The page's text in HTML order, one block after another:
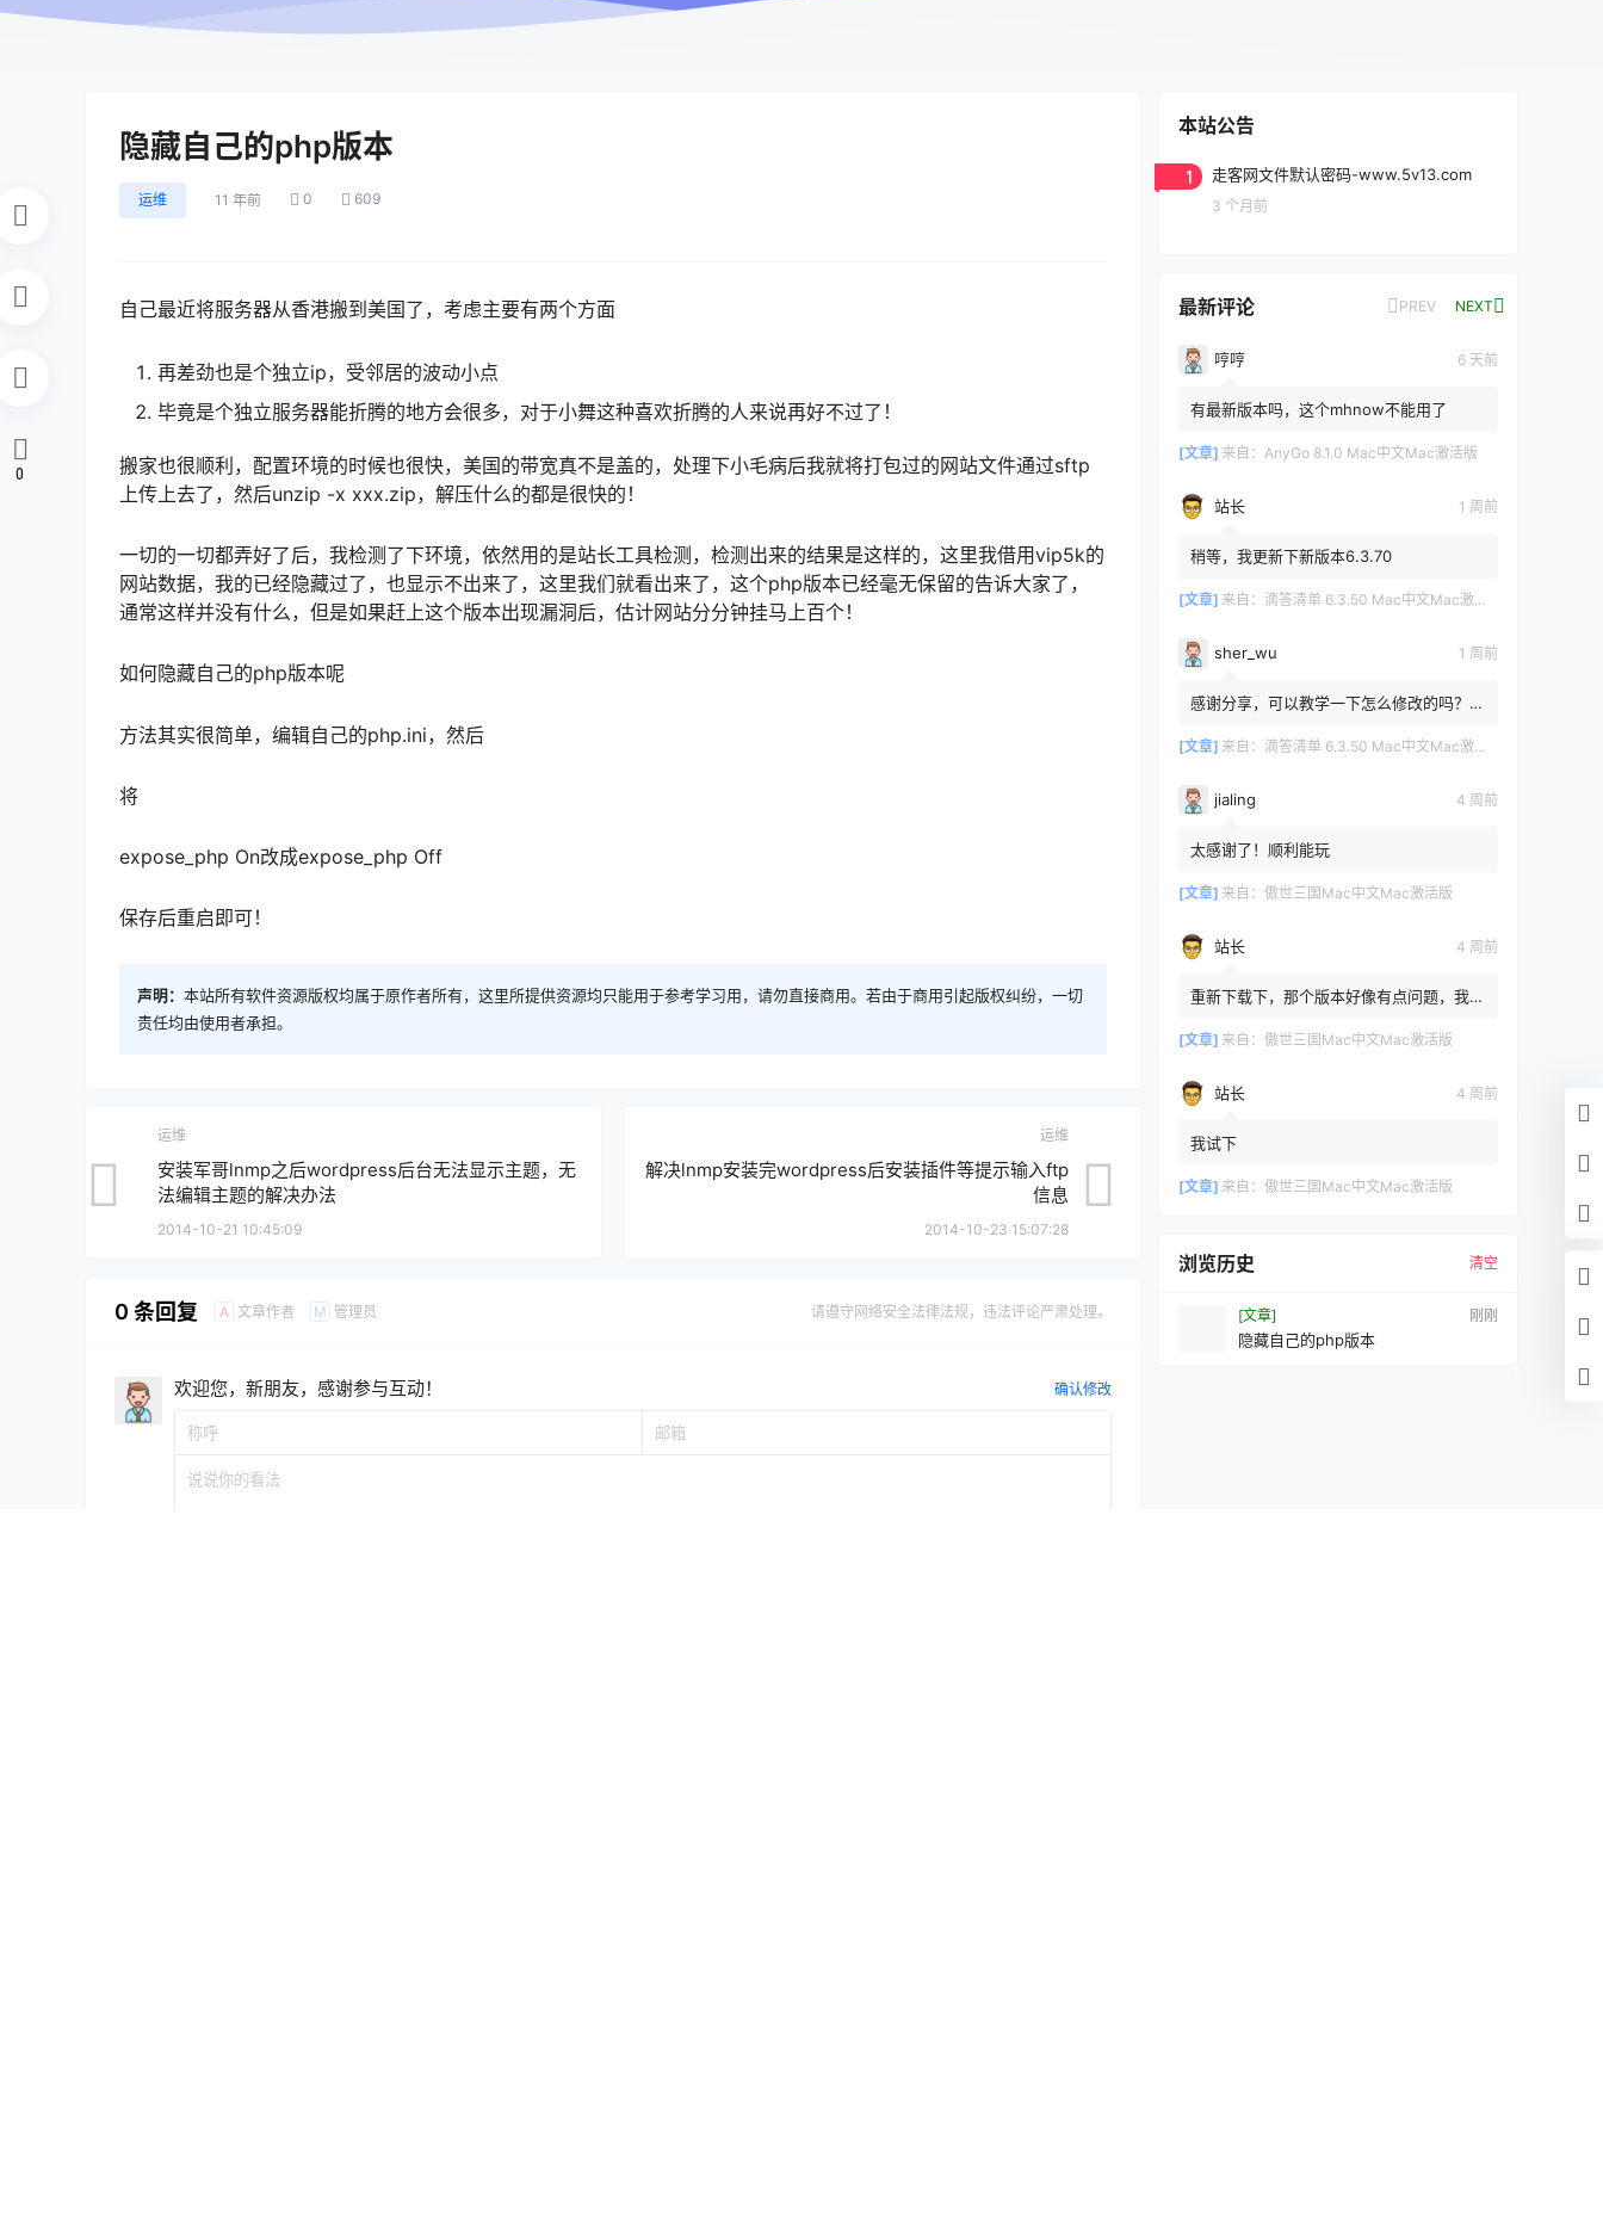
隐藏自己的php版本
运维 11 年前 0 609
自己最近将服务器从香港搬到美国了，考虑主要有两个方面
再差劲也是个独立ip，受邻居的波动小点
毕竟是个独立服务器能折腾的地方会很多，对于小舞这种喜欢折腾的人来说再好不过了！
搬家也很顺利，配置环境的时候也很快，美国的带宽真不是盖的，处理下小毛病后我就将打包过的网站文件通过sftp
上传上去了，然后unzip -x xxx.zip，解压什么的都是很快的！
一切的一切都弄好了后，我检测了下环境，依然用的是站长工具检测，检测出来的结果是这样的，这里我借用vip5k的
网站数据，我的已经隐藏过了，也显示不出来了，这里我们就看出来了，这个php版本已经毫无保留的告诉大家了，
通常这样并没有什么，但是如果赶上这个版本出现漏洞后，估计网站分分钟挂马上百个！
如何隐藏自己的php版本呢
方法其实很简单，编辑自己的php.ini，然后
将
expose_php On改成expose_php Off
保存后重启即可！
声明： 本站所有软件资源版权均属于原作者所有，这里所提供资源均只能用于参考学习用，请勿直接商用。若由于商用引起版权纠纷，一切
责任均由使用者承担。
0
运维
安装军哥lnmp之后wordpress后台无法显示主题，无
法编辑主题的解决办法
2014-10-21 10:45:09
运维
解决lnmp安装完wordpress后安装插件等提示输入ftp
信息
2014-10-23 15:07:28
0 条回复 A 文章作者 M 管理员 请遵守网络安全法律法规，违法评论严肃处理。
欢迎您，新朋友，感谢参与互动！ 确认修改
本站公告
1 走客网文件默认密码-www.5v13.com
3 个月前
最新评论 PREV NEXT
哼哼 6 天前
有最新版本吗，这个mhnow不能用了
[文章] 来自： AnyGo 8.1.0 Mac中文Mac激活版
站长 1 周前
稍等，我更新下新版本6.3.70
[文章] 来自： 滴答清单 6.3.50 Mac中文Mac激活版
sher_wu 1 周前
感谢分享，可以教学一下怎么修改的吗？目
[文章] 来自： 滴答清单 6.3.50 Mac中文Mac激活版
jialing 4 周前
太感谢了！顺利能玩
[文章] 来自： 傲世三国Mac中文Mac激活版
站长 4 周前
重新下载下，那个版本好像有点问题，我重
[文章] 来自： 傲世三国Mac中文Mac激活版
站长 4 周前
我试下
[文章] 来自： 傲世三国Mac中文Mac激活版
浏览历史 清空
[文章] 刚刚
隐藏自己的php版本